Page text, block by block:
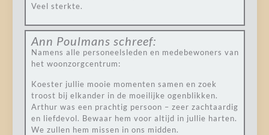
Veel sterkte.
Ann Poulmans schreef:
Namens alle personeelsleden en medebewoners van
het woonzorgcentrum:
Koester jullie mooie momenten samen en zoek
troost bij elkander in de moeilijke ogenblikken.
Arthur was een prachtig persoon – zeer zachtaardig
en liefdevol. Bewaar hem voor altijd in jullie harten.
We zullen hem missen in ons midden.